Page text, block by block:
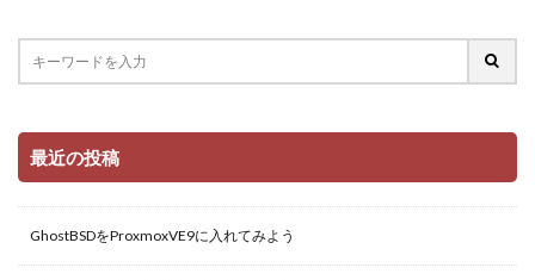
最近の投稿
GhostBSDをProxmoxVE9に入れてみよう